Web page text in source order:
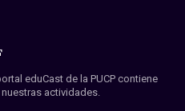
eduCast de la PUCP contiene
actividades.